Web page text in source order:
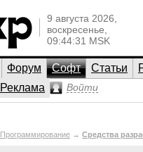
9 августа 2026,
воскресенье,
09:44:31 MSK
Форум Софт Статьи
Реклама Войти
Программирование → Средства